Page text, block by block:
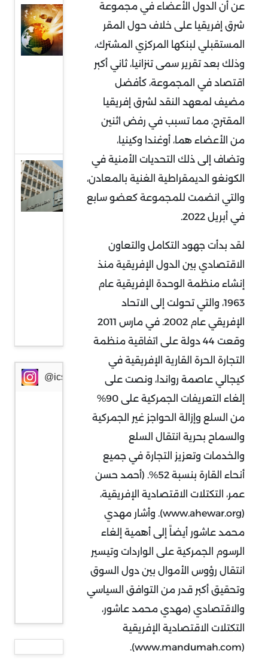
عن أن الدول الأعضاء في مجموعة
شرق إفريقيا على خلاف حول المقر
المستقبلي لبنكها المركزي المشترك،
وذلك بعد تقرير سمى تنزانيا، ثاني أكبر
اقتصاد في المجموعة، كأفضل
مضيف لمعهد النقد لشرق إفريقيا
المقترح، مما تسبب في رفض اثنين
من الأعضاء هما، أوغندا وكينيا،
وتضاف إلى ذلك التحديات الأمنية في
الكونغو الديمقراطية الغنية بالمعادن،
والتي انضمت للمجموعة كعضو سابع
في أبريل 2022.
لقد بدأت جهود التكامل والتعاون
الاقتصادي بين الدول الإفريقية منذ
إنشاء منظمة الوحدة الإفريقية عام
1963، والتي تحولت إلى الاتحاد
الإفريقي عام 2002. في مارس 2011
وقعت 44 دولة على اتفاقية منظمة
التجارة الحرة القارية الإفريقية في
كيجالي عاصمة رواندا، ونصت على
إلغاء التعريفات الجمركية على 90%
من السلع وإزالة الحواجز غير الجمركية
والسماح بحرية انتقال السلع
والخدمات وتعزيز التجارة في جميع
أنحاء القارة بنسبة 52%. (أحمد حسن
عمر، التكتلات الاقتصادية الإفريقية،
(www.ahewar.org). وأشار مهدي
محمد عاشور أيضاً إلى أهمية إلغاء
الرسوم الجمركية على الواردات وتيسير
انتقال رؤوس الأموال بين دول السوق
وتحقيق أكبر قدر من التوافق السياسي
والاقتصادي (مهدي محمد عاشور،
التكتلات الاقتصادية الإفريقية
(www.mandumah.com).
ممر الهند
العربي
المتوسطي
.. خط
للتبادل
التجاري
العابر
للقارات (1)
تأثيرات
المالية
وآثار
خروج
الأموال
@icssresearch